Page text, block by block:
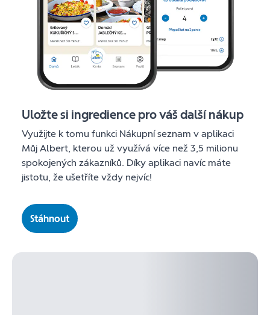
Uložte si ingredience pro váš další nákup
Využijte k tomu funkci Nákupní seznam v aplikaci
Můj Albert, kterou už využívá více než 3,5 milionu
spokojených zákazníků. Díky aplikaci navíc máte
jistotu, že ušetříte vždy nejvíc!
Stáhnout